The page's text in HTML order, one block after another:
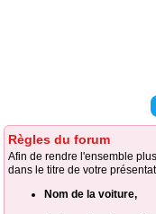
Règles du forum
Afin de rendre l'ensemble
dans le titre de votre
Nom de la voiture,